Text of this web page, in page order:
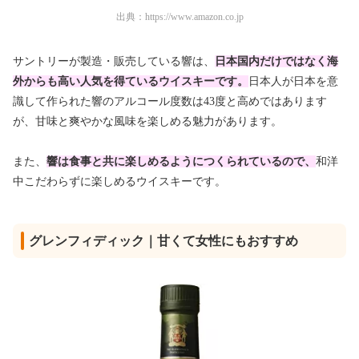
出典： https://www.amazon.co.jp
サントリーが製造・販売している響は、
日本国内だけではなく海
外からも高い人気を得ているウイスキーです。
日本人が日本を意
識して作られた響のアルコール度数は43度と高めではあります
が、 甘味と爽やかな風味を楽しめる魅力があります。
また、響は食事と共に楽しめるようにつくられているので、 和洋
中こだわらずに楽しめるウイスキーです。
グレンフィディック｜甘くて女性にもおすすめ